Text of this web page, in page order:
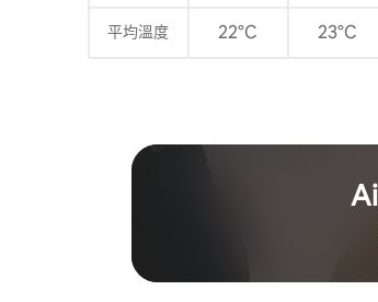
平均溫度 22°C 23°C